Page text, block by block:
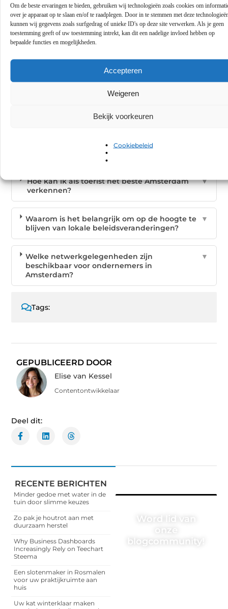
Om de beste ervaringen te bieden, gebruiken wij technologieën zoals cookies om
over je apparaat op te slaan en/of te raadplegen. Door in te stemmen met deze
kunnen wij gegevens zoals surfgedrag of unieke ID's op deze site verwerken. Als je geen
toestemming geeft of uw toestemming intrekt, kan dit een nadelige invloed hebben op
bepaalde functies en mogelijkheden.
Accepteren
Weigeren
Bekijk voorkeuren
Cookiebeleid
Veelgestelde vragen
Welke betrouwbare nieuwsbronnen kan ik
Amsterdam nieuws?
Wat zijn de belangijkste culturele
evenementen in Amsterdam?
Hoe kan ik als toerist het beste Amsterdam
verkennen?
▼
Waarom is het belangrijk om op de hoogte te
blijven van lokale beleidsveranderingen?
▼
Welke netwerkgelegenheden zijn
beschikbaar voor ondernemers in
Amsterdam?
▼
Tags:
GEPUBLICEERD DOOR
Elise van Kessel
Contentontwikkelaar
Deel dit:
RECENTE BERICHTEN
Minder gedoe met water in de
tuin door slimme keuzes
Zo pak je houtrot aan met
duurzaam herstel
Why Business Dashboards
Increasingly Rely on Teechart
Steema
Een slotenmaker in Rosmalen
voor uw praktijkruimte aan
huis
Uw kat winterklaar maken
Word lid van
onze
blogcommunity!